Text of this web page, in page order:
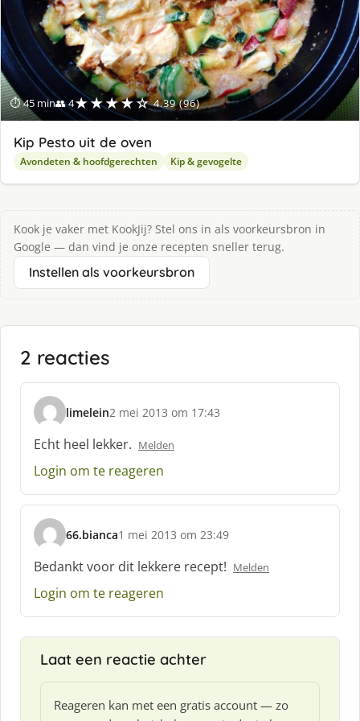
⏱ 45 min👥 4★★★★☆ 4.39 (96)
Kip Pesto uit de oven
Avondeten & hoofdgerechten Kip & gevogelte
Kook je vaker met KookJij? Stel ons in als voorkeursbron in
Google — dan vind je onze recepten sneller terug.
Instellen als voorkeursbron
2 reacties
limelein
s
c
h
r
e
f
:
2 mei 2013 om 17:43
Echt heel lekker. Melden
Login om te reageren
66.bianca
s
c
h
r
1 mei 2013 om 23:49
Bedankt voor dit lekkere recept! Melden
Login om te reageren
Laat een reactie achter
Reageren kan met een gratis account — zo